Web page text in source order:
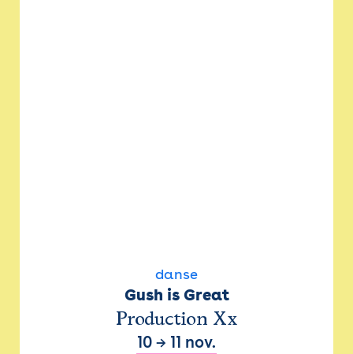
danse
Gush is Great
Production Xx
10 → 11 nov.